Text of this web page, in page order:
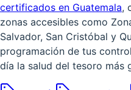
certificados en Guatemala,
zonas accesibles como
Salvador, San Cristóbal y
programación de tus
día la salud del tesoro más